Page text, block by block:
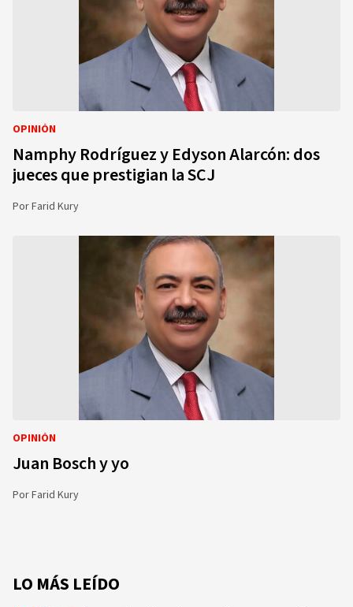
OPINIÓN
Namphy Rodríguez y Edyson Alarcón: dos
jueces que prestigian la SCJ
PorFarid Kury
OPINIÓN
Juan Bosch y yo
PorFarid Kury
LO MÁS LEÍDO